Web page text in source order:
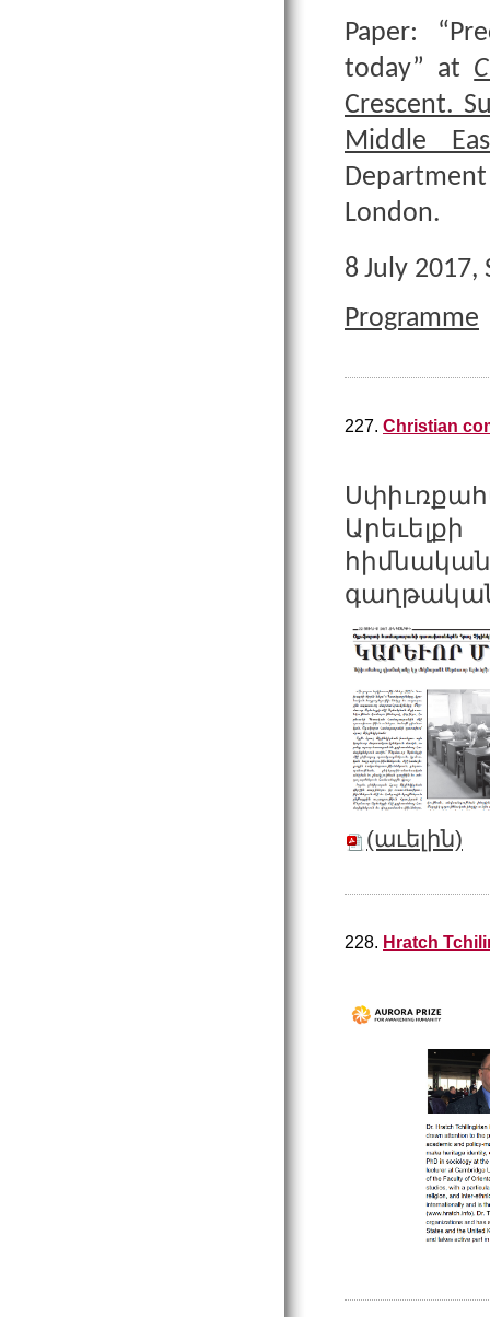
Paper:
today” at
Crescent.
Middle
London.
8 July 2017,
Programme
227. Christian
(աւելին)
228. Hratch